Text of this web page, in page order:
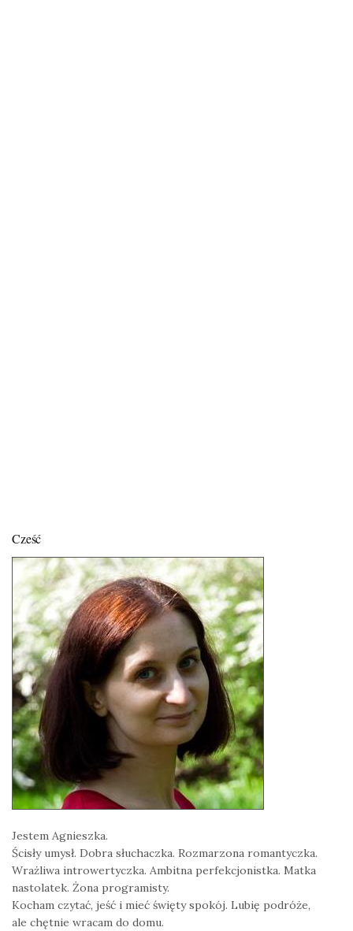
Cześć
Jestem Agnieszka.
Ścisły umysł. Dobra słuchaczka. Rozmarzona romantyczka.
Wrażliwa introwertyczka. Ambitna perfekcjonistka. Matka
nastolatek. Żona programisty.
Kocham czytać, jeść i mieć święty spokój. Lubię podróże,
ale chętnie wracam do domu.